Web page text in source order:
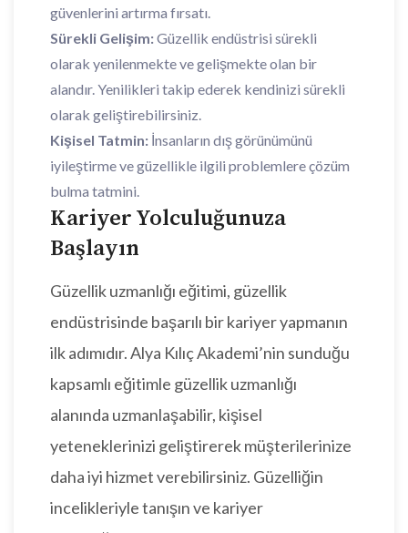
güvenlerini artırma fırsatı.
Sürekli Gelişim:Güzellik endüstrisi sürekli
olarak yenilenmekte ve gelişmekte olan bir
alandır. Yenilikleri takip ederek kendinizi sürekli
olarak geliştirebilirsiniz.
Kişisel Tatmin: İnsanların dış görünümünü
iyileştirme ve güzellikle ilgili problemlere çözüm
bulma tatmini.
Kariyer Yolculuğunuza
Başlayın
Güzellik uzmanlığı eğitimi, güzellik
endüstrisinde başarılı bir kariyer yapmanın
ilk adımıdır. Alya Kılıç Akademi’nin sunduğu
kapsamlı eğitimle güzellik uzmanlığı
alanında uzmanlaşabilir, kişisel
yeteneklerinizi geliştirerek müşterilerinize
daha iyi hizmet verebilirsiniz. Güzelliğin
incelikleriyle tanışın ve kariyer